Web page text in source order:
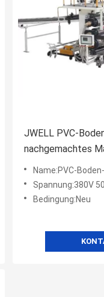
JWELL PVC-
nachgemachtes
Maschine herstellt
Name:PVC-Boden-ledernes
Spannung:380V 50HZ
Bedingung:Neu